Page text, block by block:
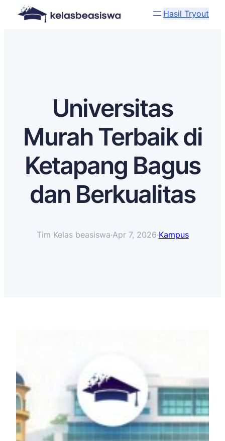
Hasil Tryout
Universitas
Murah Terbaik di
Ketapang Bagus
dan Berkualitas
Tim Kelas beasiswa·Apr 7, 2026·Kampus